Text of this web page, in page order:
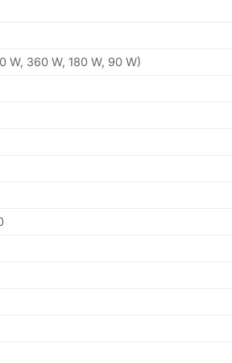
W, 360 W, 180 W, 90 W)